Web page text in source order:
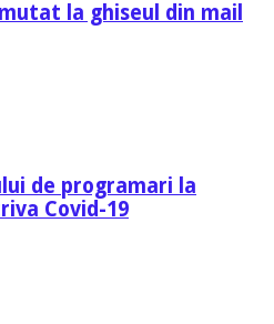
la ghiseul din mail
de programari la
Covid-19